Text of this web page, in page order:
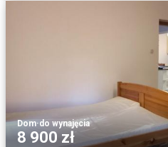
Dom·do wynajęcia
8 900 zł